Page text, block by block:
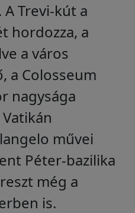
Trevi-kút a
hordozza, a
a város
a Colosseum
nagysága
művei
Péter-bazilika
még a
is.